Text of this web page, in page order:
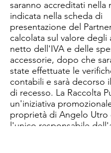
saranno accreditati nella
indicata nella scheda di
presentazione del
calcolata sul valore degli
netto dell'IVA e delle
accessorie, dopo che
state effettuate le
contabili e sarà decorso
di recesso. ​La Raccolta
un'iniziativa
proprietà di Angelo Utro
l'unico responsabile